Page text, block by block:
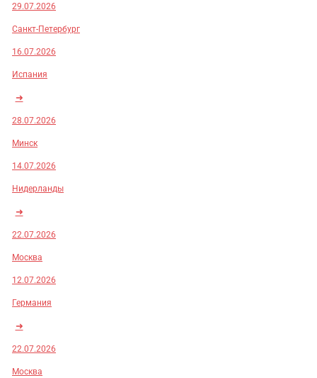
29.07.2026
Санкт-Петербург
16.07.2026
Испания
➜
28.07.2026
Минск
14.07.2026
Нидерланды
➜
22.07.2026
Москва
12.07.2026
Германия
➜
22.07.2026
Москва